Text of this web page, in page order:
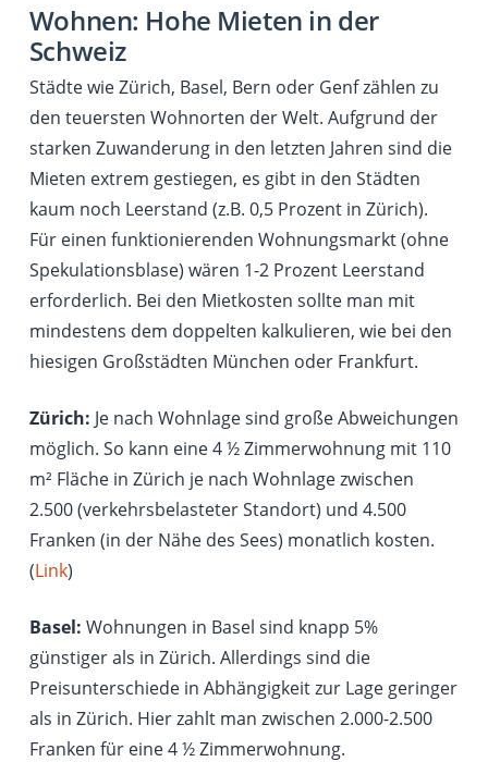
Wohnen: Hohe Mieten in der
Schweiz
Städte wie Zürich, Basel, Bern oder Genf zählen zu
den teuersten Wohnorten der Welt. Aufgrund der
starken Zuwanderung in den letzten Jahren sind die
Mieten extrem gestiegen, es gibt in den Städten
kaum noch Leerstand (z.B. 0,5 Prozent in Zürich).
Für einen funktionierenden Wohnungsmarkt (ohne
Spekulationsblase) wären 1-2 Prozent Leerstand
erforderlich. Bei den Mietkosten sollte man mit
mindestens dem doppelten kalkulieren, wie bei den
hiesigen Großstädten München oder Frankfurt.
Zürich: Je nach Wohnlage sind große Abweichungen
möglich. So kann eine 4 ½ Zimmerwohnung mit 110
m² Fläche in Zürich je nach Wohnlage zwischen
2.500 (verkehrsbelasteter Standort) und 4.500
Franken (in der Nähe des Sees) monatlich kosten.
(Link)
Basel: Wohnungen in Basel sind knapp 5%
günstiger als in Zürich. Allerdings sind die
Preisunterschiede in Abhängigkeit zur Lage geringer
als in Zürich. Hier zahlt man zwischen 2.000-2.500
Franken für eine 4 ½ Zimmerwohnung.